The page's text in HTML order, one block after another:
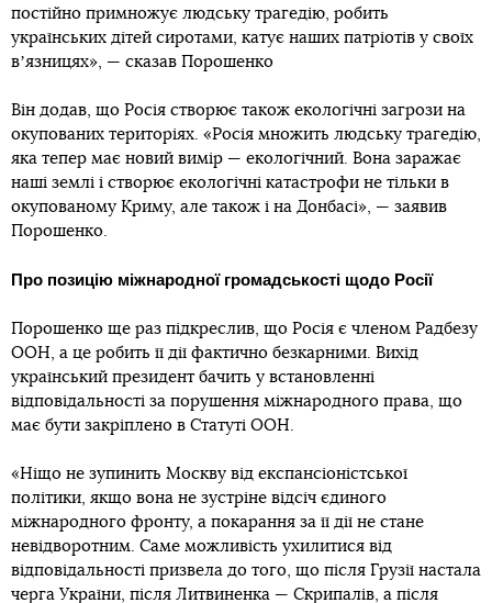
постійно примножує людську трагедію, робить
українських дітей сиротами, катує наших патріотів у своїх
вʼязницях», — сказав Порошенко
Він додав, що Росія створює також екологічні загрози на
окупованих територіях. «Росія множить людську трагедію,
яка тепер має новий вимір — екологічний. Вона заражає
наші землі і створює екологічні катастрофи не тільки в
окупованому Криму, але також і на Донбасі», — заявив
Порошенко.
Про позицію міжнародної громадськості щодо Росії
Порошенко ще раз підкреслив, що Росія є членом Радбезу
ООН, а це робить її дії фактично безкарними. Вихід
український президент бачить у встановленні
відповідальності за порушення міжнародного права, що
має бути закріплено в Статуті ООН.
«Ніщо не зупинить Москву від експансіоністської
політики, якщо вона не зустріне відсіч єдиного
міжнародного фронту, а покарання за її дії не стане
невідворотним. Саме можливість ухилитися від
відповідальності призвела до того, що після Грузії настала
черга України, після Литвиненка — Скрипалів, а після